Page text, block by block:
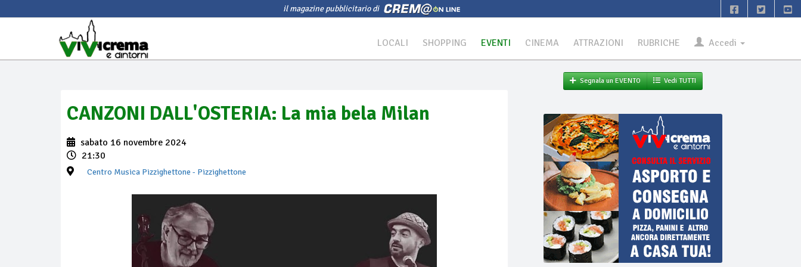
il magazine pubblicitario di
LOCALI SHOPPING EVENTI CINEMA ATTRAZIONI RUBRICHE Accedi
CANZONI DALL'OSTERIA: La mia bela Milan
sabato 16 novembre 2024
21:30
Centro Musica Pizzighettone - Pizzighettone
Segnala un EVENTO Vedi TUTTI